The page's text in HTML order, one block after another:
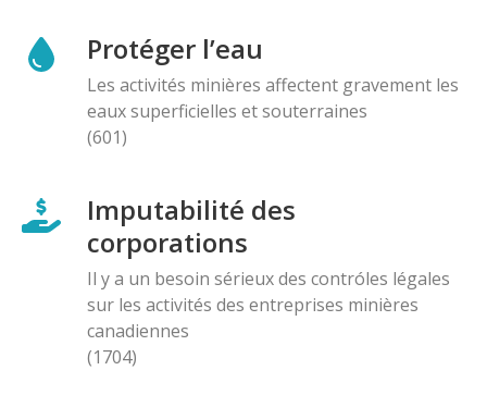
Protéger l’eau
Les activités minières affectent gravement les
eaux superficielles et souterraines
(601)
Imputabilité des
corporations
Il y a un besoin sérieux des contróles légales
sur les activités des entreprises minières
canadiennes
(1704)